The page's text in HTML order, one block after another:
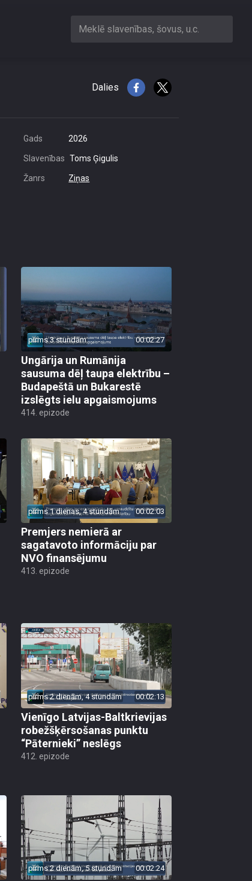
Meklē slavenības, šovus, u.c.
Dalies
Gads 2026
Slavenības Toms Ģigulis
Žanrs Ziņas
pirms 3 stundām 00:02:27
Ungārija un Rumānija
sausuma dēļ taupa elektrību –
Budapeštā un Bukarestē
izslēgts ielu apgaismojums
414. epizode
pirms 1 dienas, 4 stundām 00:02:03
Premjers nemierā ar
sagatavoto informāciju par
NVO finansējumu
413. epizode
pirms 2 dienām, 4 stundām 00:02:13
Vienīgo Latvijas-Baltkrievijas
robežšķērsošanas punktu
“Pāternieki” neslēgs
412. epizode
pirms 2 dienām, 5 stundām 00:02:24